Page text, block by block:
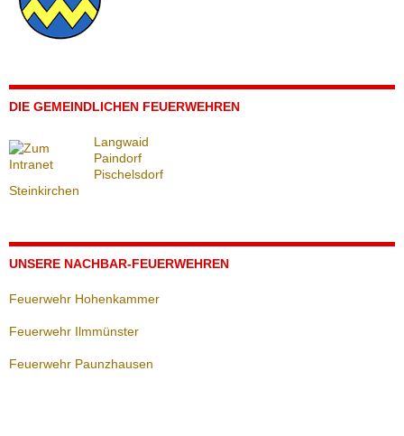
DIE GEMEINDLICHEN FEUERWEHREN
Langwaid
Paindorf
Pischelsdorf
Steinkirchen
UNSERE NACHBAR-FEUERWEHREN
Feuerwehr Hohenkammer
Feuerwehr Ilmmünster
Feuerwehr Paunzhausen